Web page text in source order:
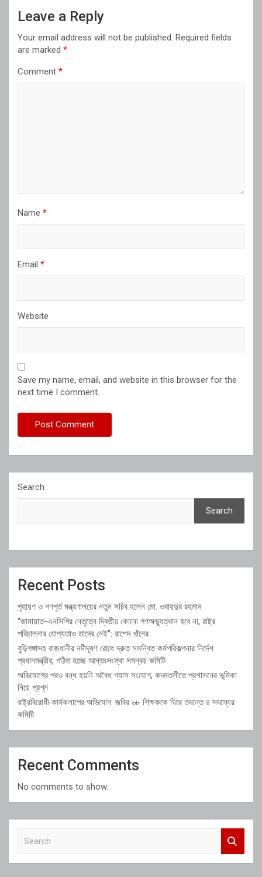
Leave a Reply
Your email address will not be published. Required fields
are marked *
Comment *
Name *
Email *
Website
Save my name, email, and website in this browser for the
next time I comment.
Search
Search
Recent Posts
গৃহায়ণ ও গণপূর্ত মন্ত্রণালয়ের নতুন সচিব হলেন মো. ওবায়দুর রহমান
“জামায়াত-এনসিপির নেতৃত্বে দ্বিতীয় কোনো গণঅভ্যুত্থান হবে না, রাষ্ট্র
পরিচালনার যোগ্যতাও তাদের নেই”: রাশেদ খাঁনের
বুড়িগঙ্গাসহ রাজধানীর নদীদূষণ রোধে দ্রুত সমন্বিত কর্মপরিকল্পনার নির্দেশ
প্রধানমন্ত্রীর, গঠিত হচ্ছে আন্তঃসংস্থা সমন্বয় কমিটি
অভিযোগের পরও বন্ধ হয়নি অবৈধ গ্যাস সংযোগ, কদমতলীতে প্রশাসনের ভূমিকা
নিয়ে প্রশ্ন
রাষ্ট্রবিরোধী কার্যকলাপের অভিযোগ: জবির ৬৮ শিক্ষককে ঘিরে তদন্তে ৪ সদস্যের
কমিটি
Recent Comments
No comments to show.